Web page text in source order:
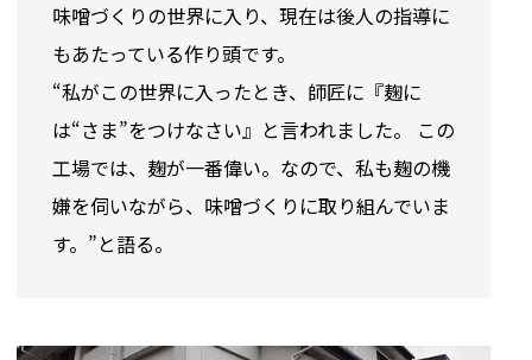
味噌づくりの世界に入り、現在は後人の指導に
もあたっている作り頭です。
“私がこの世界に入ったとき、師匠に『麹に
は“さま”をつけなさい』と言われました。 この
工場では、麹が一番偉い。なので、私も麹の機
嫌を伺いながら、味噌づくりに取り組んでいま
す。”と語る。